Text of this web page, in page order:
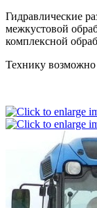
Гидравлические
межкустовой
комплексной
Технику возможно